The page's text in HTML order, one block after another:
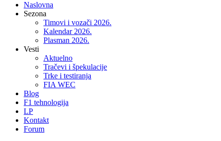
Naslovna
Sezona
Timovi i vozači 2026.
Kalendar 2026.
Plasman 2026.
Vesti
Aktuelno
Tračevi i špekulacije
Trke i testiranja
FIA WEC
Blog
F1 tehnologija
LP
Kontakt
Forum